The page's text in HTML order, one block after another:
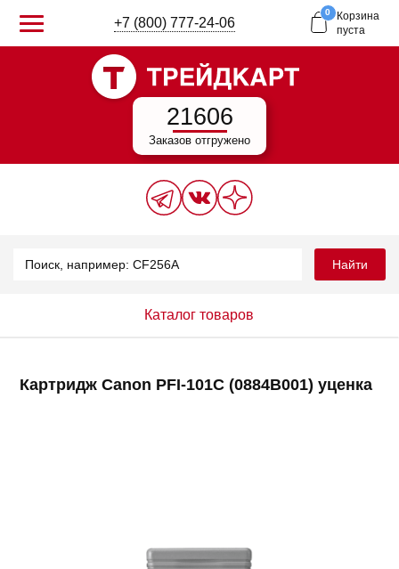
+7 (800) 777-24-06
0
Корзина
пуста
21606
Заказов отгружено
Найти
Каталог товаров
Картридж Canon PFI-101C (0884B001) уценка